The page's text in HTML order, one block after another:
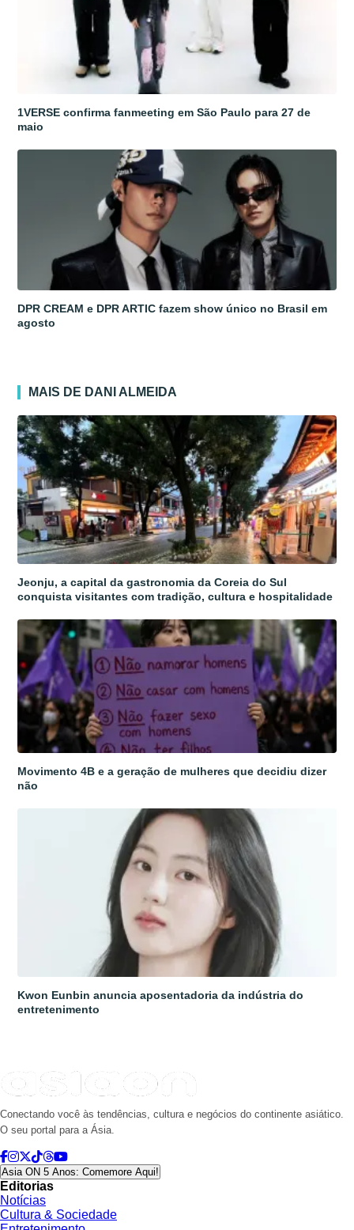
1VERSE confirma fanmeeting em São Paulo para 27 de
maio
DPR CREAM e DPR ARTIC fazem show único no Brasil em
agosto
MAIS DE DANI ALMEIDA
Jeonju, a capital da gastronomia da Coreia do Sul
conquista visitantes com tradição, cultura e hospitalidade
Movimento 4B e a geração de mulheres que decidiu dizer
não
Kwon Eunbin anuncia aposentadoria da indústria do
entretenimento
Conectando você às tendências, cultura e negócios do continente asiático.
O seu portal para a Ásia.
Asia ON 5 Anos: Comemore Aqui!
Editorias
Notícias
Cultura & Sociedade